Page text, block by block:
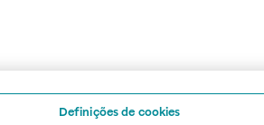
Definições de cookies